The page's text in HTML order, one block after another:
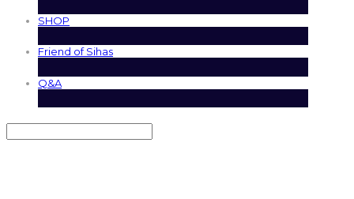
SHOP
Friend of Sihas
Q&A